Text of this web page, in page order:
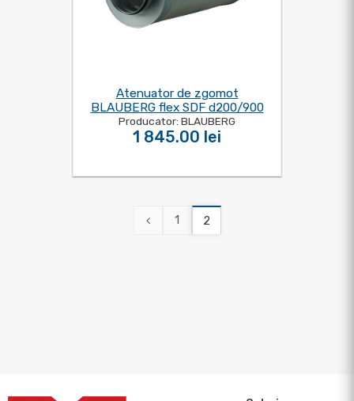
Atenuator de zgomot
BLAUBERG flex SDF d200/900
Producator: BLAUBERG
1 845.00 lei
1 2